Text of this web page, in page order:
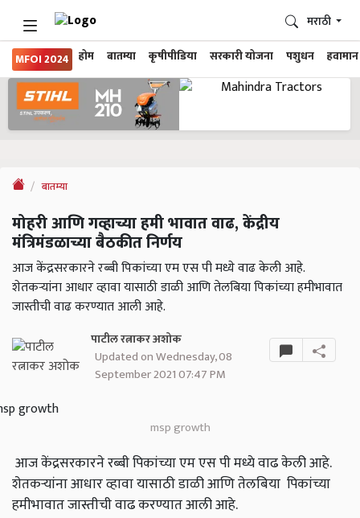
MFOI 2024 होम बातम्या कृषीपीडिया सरकारी योजना पशुधन हवामान
मराठी
बातम्या
मोहरी आणि गव्हाच्या हमी भावात वाढ, केंद्रीय
मंत्रिमंडळाच्या बैठकीत निर्णय
आज केंद्रसरकारने रब्बी पिकांच्या एम एस पी मध्ये वाढ केली आहे.
शेतकऱ्यांना आधार व्हावा यासाठी डाळी आणि तेलबिया पिकांच्या हमीभावात
जास्तीची वाढ करण्यात आली आहे.
पाटील रत्नाकर अशोक
Updated on Wednesday, 08
September 2021 07:47 PM
msp growth
आज केंद्रसरकारने रब्बी पिकांच्या एम एस पी मध्ये वाढ केली आहे.
शेतकऱ्यांना आधार व्हावा यासाठी डाळी आणि तेलबिया पिकांच्या
हमीभावात जास्तीची वाढ करण्यात आली आहे.